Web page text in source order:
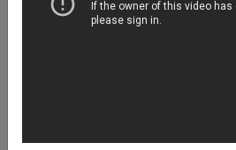
Mariana Inglez